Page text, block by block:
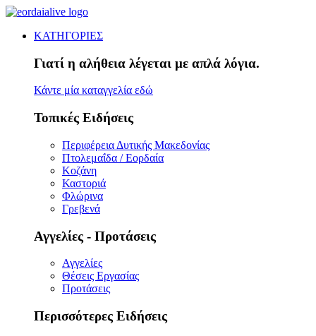
ΚΑΤΗΓΟΡΙΕΣ
Γιατί η αλήθεια λέγεται με απλά λόγια.
Κάντε μία καταγγελία εδώ
Τοπικές Ειδήσεις
Περιφέρεια Δυτικής Μακεδονίας
Πτολεμαΐδα / Εορδαία
Κοζάνη
Καστοριά
Φλώρινα
Γρεβενά
Αγγελίες - Προτάσεις
Αγγελίες
Θέσεις Εργασίας
Προτάσεις
Περισσότερες Ειδήσεις